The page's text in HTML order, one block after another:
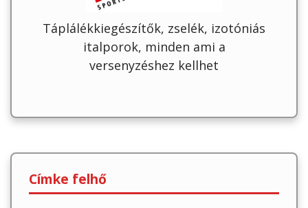
Táplálékkiegészítők, zselék, izotóniás
italporok, minden ami a
versenyzéshez kellhet
Címke felhő